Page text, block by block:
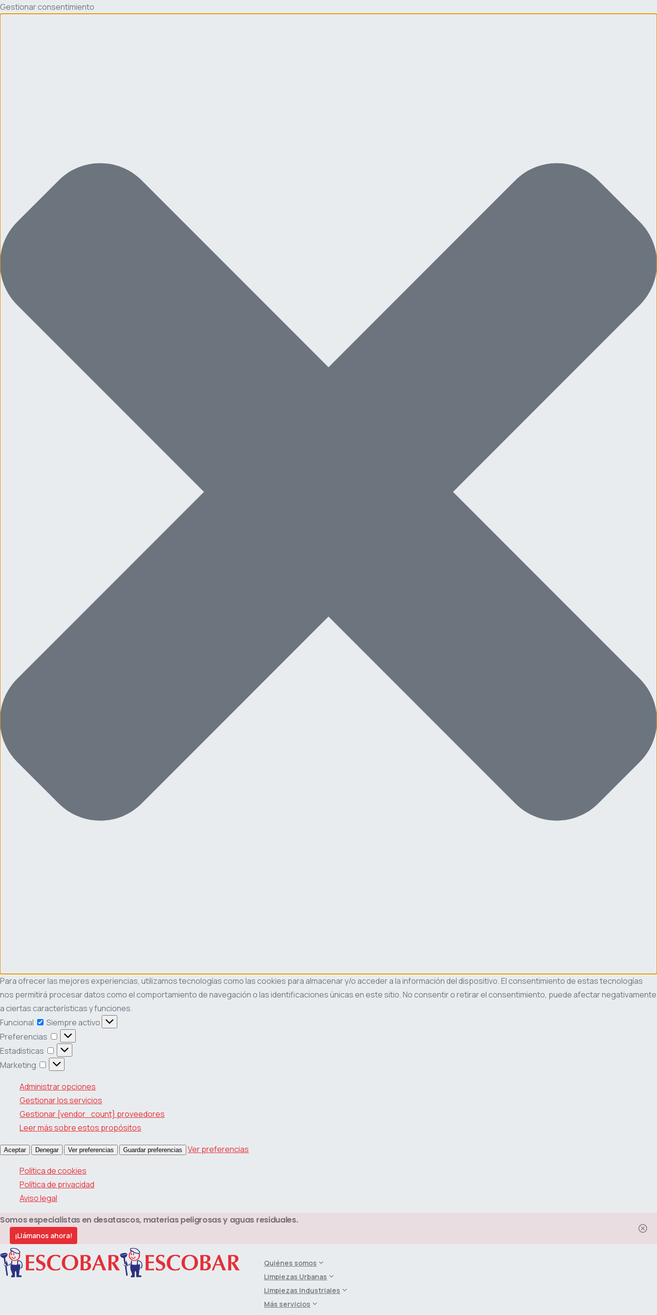
Gestionar consentimiento
Para ofrecer las mejores experiencias, utilizamos tecnologías como las cookies para almacenar y/o acceder a la información del dispositivo. El consentimiento de estas tecnologías
nos permitirá procesar datos como el comportamiento de navegación o las identificaciones únicas en este sitio. No consentir o retirar el consentimiento, puede afectar negativamente
a ciertas características y funciones.
Funcional
Funcional
Siempre activo
Preferencias
Preferencias
Estadísticas
Estadísticas
Marketing
Marketing
Administrar opciones
Gestionar los servicios
Gestionar {vendor_count} proveedores
Leer más sobre estos propósitos
Aceptar Denegar Ver preferencias Guardar preferencias
Ver preferencias
Política de cookies
Política de privacidad
Aviso legal
Somos especialistas en desatascos, materias peligrosas y aguas residuales.
¡Llámanos ahora!
Quiénes somos
Limpiezas Urbanas
Limpiezas Industriales
Más servicios